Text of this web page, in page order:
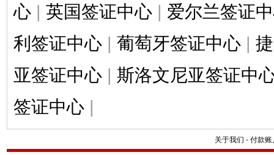
心 | 英国签证中心 | 爱尔兰签证
利签证中心 | 葡萄牙签证中心 |
亚签证中心 | 斯洛文尼亚签证中
签证中心 |
关于我们 - 付款账